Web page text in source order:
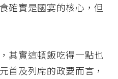
確實是國宴的核心，但
其實這頓飯吃得一點也
首及列席的政要而言，